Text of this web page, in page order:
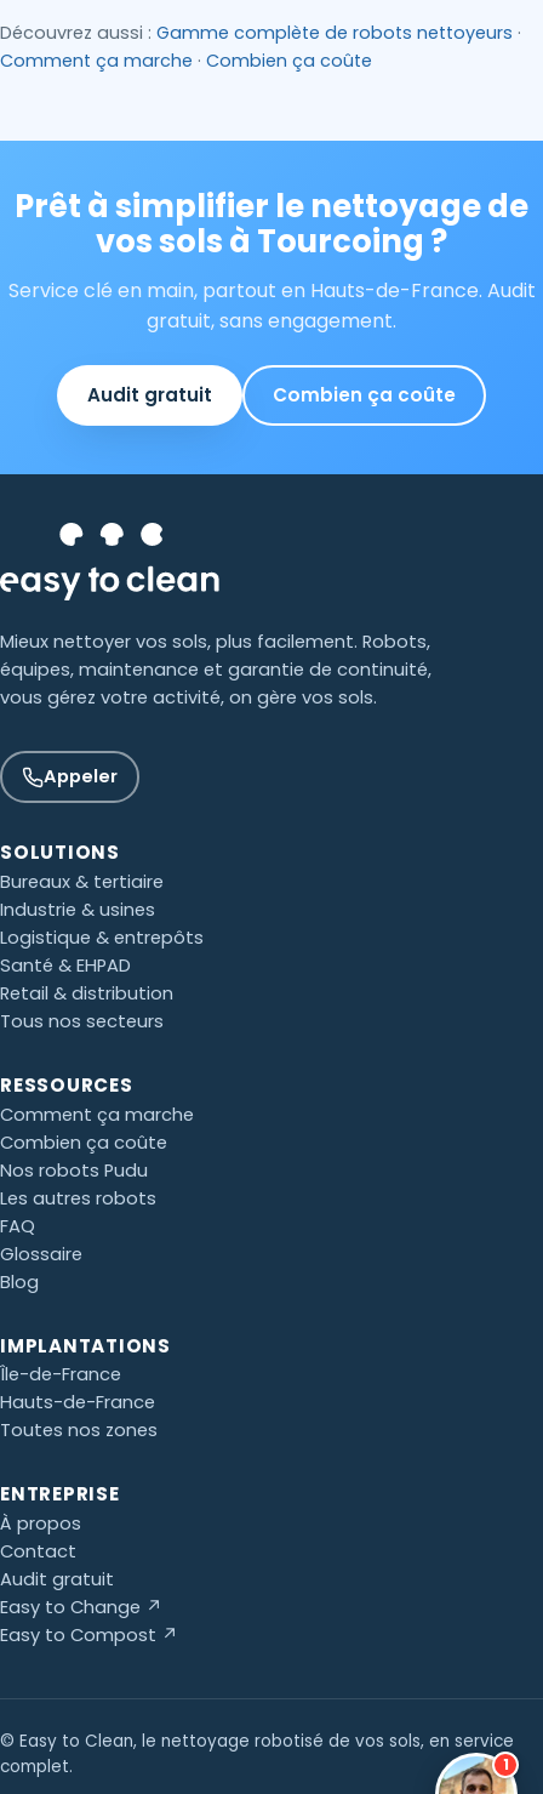
Découvrez aussi : Gamme complète de robots nettoyeurs ·
Comment ça marche · Combien ça coûte
Prêt à simplifier le nettoyage de
vos sols à Tourcoing ?
Service clé en main, partout en Hauts-de-France. Audit
gratuit, sans engagement.
Audit gratuit Combien ça coûte
Mieux nettoyer vos sols, plus facilement. Robots,
équipes, maintenance et garantie de continuité,
vous gérez votre activité, on gère vos sols.
Appeler
SOLUTIONS
Bureaux & tertiaire
Industrie & usines
Logistique & entrepôts
Santé & EHPAD
Retail & distribution
Tous nos secteurs
RESSOURCES
Comment ça marche
Combien ça coûte
Nos robots Pudu
Les autres robots
FAQ
Glossaire
Blog
IMPLANTATIONS
Île-de-France
Hauts-de-France
Toutes nos zones
ENTREPRISE
À propos
Contact
Audit gratuit
Easy to Change ↗
Easy to Compost ↗
© Easy to Clean, le nettoyage robotisé de vos sols, en service
complet.
1
Paul · Easy to Clean
Clone du co-fondateur · En ligne